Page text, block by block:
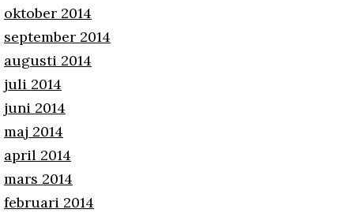
oktober 2014
september 2014
augusti 2014
juli 2014
juni 2014
maj 2014
april 2014
mars 2014
februari 2014